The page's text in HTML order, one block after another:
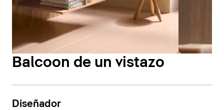
Balcoon de un vistazo
Diseñador